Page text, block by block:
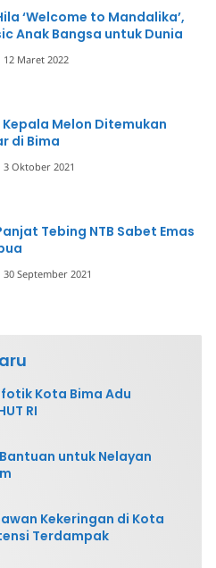
‘Welcome to Mandalika’,
Anak Bangsa untuk Dunia
12 Maret 2022
Kepala Melon Ditemukan
di Bima
3 Oktober 2021
Tebing NTB Sabet Emas
30 September 2021
Kota Bima Adu
RI
untuk Nelayan
Kekeringan di Kota
Terdampak